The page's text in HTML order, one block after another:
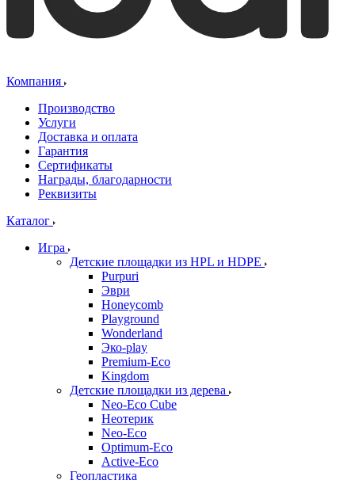
Компания
Производство
Услуги
Доставка и оплата
Гарантия
Сертификаты
Награды, благодарности
Реквизиты
Каталог
Игра
Детские площадки из HPL и HDPE
Purpuri
Эври
Honeycomb
Playground
Wonderland
Эко-play
Premium-Eco
Kingdom
Детские площадки из дерева
Neo-Eco Cube
Неотерик
Neo-Eco
Оptimum-Еco
Active-Eco
Геопластика